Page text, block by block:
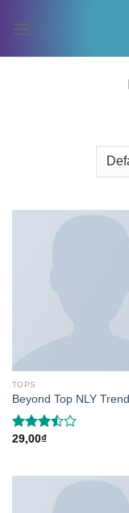
TOPS
Beyond Top NLY Trend
Rated
29,00₫